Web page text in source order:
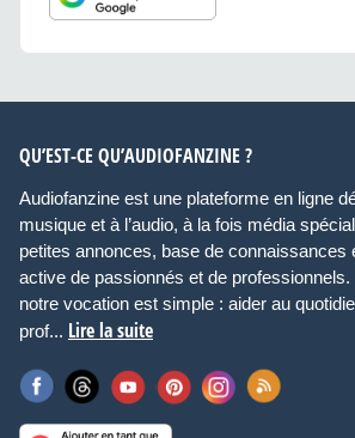
QU’EST-CE QU’AUDIOFANZINE ?
Audiofanzine est une plateforme en ligne
musique et à l’audio, à la fois média
petites annonces, base de connaissances
active de passionnés et de professionnels.
notre vocation est simple : aider au
prof... Lire la suite